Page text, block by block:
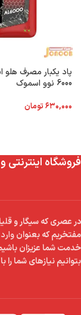
پاد یکبار مصرف هلو
6000 نوو اسموک
۶۳۰,۰۰۰ تومان
فروشگاه
در عصری که سیگار و
مفتخریم که بعنوان
خدمت شما عزیزان
بتوانیم نیازهای شما را با